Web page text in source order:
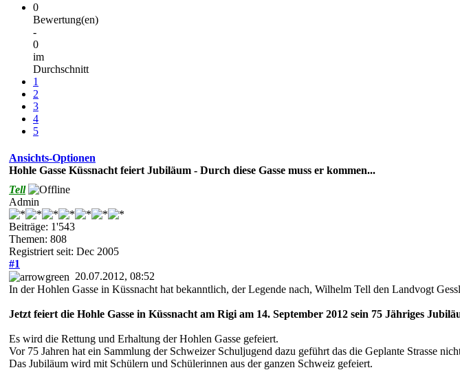
0
Bewertung(en)
-
0
im
Durchschnitt
1
2
3
4
5
Ansichts-Optionen
Hohle Gasse Küssnacht feiert Jubiläum - Durch diese Gasse muss er kommen...
Tell
Admin
Beiträge: 1'543
Themen: 808
Registriert seit: Dec 2005
#1
20.07.2012, 08:52
In der Hohlen Gasse in Küssnacht hat bekanntlich, der Legende nach, Wilhelm Tell den Landvogt
Jetzt feiert die Hohle Gasse in Küssnacht am Rigi am 14. September 2012 sein 75 Jähriges
Es wird die Rettung und Erhaltung der Hohlen Gasse gefeiert.
Vor 75 Jahren hat ein Sammlung der Schweizer Schuljugend dazu geführt das die Geplante Strasse
Das Jubiläum wird mit Schülern und Schülerinnen aus der ganzen Schweiz gefeiert.